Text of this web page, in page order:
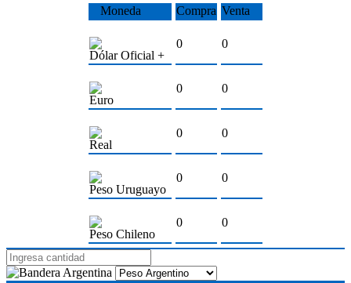
Moneda Compra Venta
Dólar Oficial +
0 0
Euro
0 0
Real
0 0
Peso Uruguayo
0 0
Peso Chileno
0 0